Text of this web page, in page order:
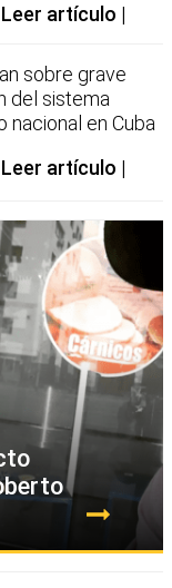
Leer artículo
sobre grave
del sistema
nacional en Cuba
Leer artículo